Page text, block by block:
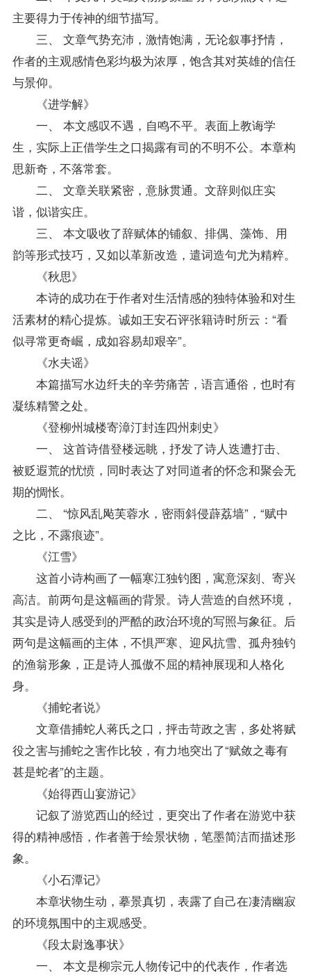
主要得力于传神的细节描写。
三、 文章气势充沛，激情饱满，无论叙事抒情，
作者的主观感情色彩均极为浓厚，饱含其对英雄的信任
与景仰。
《进学解》
一、 本文感叹不遇，自鸣不平。表面上教诲学
生，实际上正借学生之口揭露有司的不明不公。本章构
思新奇，不落常套。
二、 文章关联紧密，意脉贯通。文辞则似庄实
谐，似谐实庄。
三、 本文吸收了辞赋体的铺叙、排偶、藻饰、用
韵等形式技巧，又如以革新改造，遣词造句尤为精粹。
《秋思》
本诗的成功在于作者对生活情感的独特体验和对生
活素材的精心提炼。诚如王安石评张籍诗时所云：“看
似寻常更奇崛，成如容易却艰辛”。
《水夫谣》
本篇描写水边纤夫的辛劳痛苦，语言通俗，也时有
凝练精警之处。
《登柳州城楼寄漳汀封连四州刺史》
一、 这首诗借登楼远眺，抒发了诗人迭遭打击、
被贬遐荒的忧愤，同时表达了对同道者的怀念和聚会无
期的惆怅。
二、 “惊风乱飐芙蓉水，密雨斜侵薜荔墙”，“赋中
之比，不露痕迹”。
《江雪》
这首小诗构画了一幅寒江独钓图，寓意深刻、寄兴
高洁。前两句是这幅画的背景。诗人营造的自然环境，
其实是诗人感受到的严酷的政治环境的写照与象征。后
两句是这幅画的主体，不惧严寒、迎风抗雪、孤舟独钓
的渔翁形象，正是诗人孤傲不屈的精神展现和人格化
身。
《捕蛇者说》
文章借捕蛇人蒋氏之口，抨击苛政之害，多处将赋
役之害与捕蛇之害作比较，有力地突出了“赋敛之毒有
甚是蛇者”的主题。
《始得西山宴游记》
记叙了游览西山的经过，更突出了作者在游览中获
得的精神感悟，作者善于绘景状物，笔墨简洁而描述形
象。
《小石潭记》
本章状物生动，摹景真切，表露了自己在凄清幽寂
的环境氛围中的主观感受。
《段太尉逸事状》
一、 本文是柳宗元人物传记中的代表作，作者选